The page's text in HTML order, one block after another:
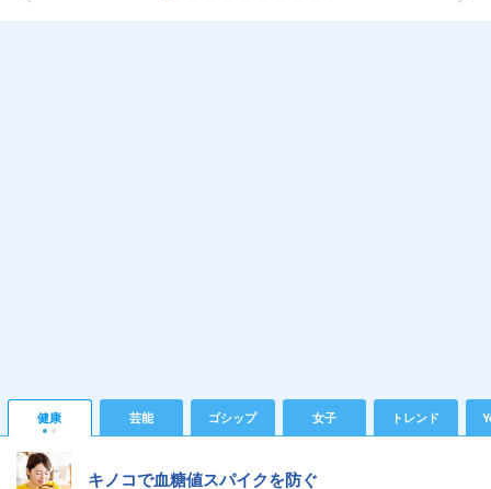
健康 芸能 ゴシップ 女子 トレンド
キノコで血糖値スパイクを防ぐ